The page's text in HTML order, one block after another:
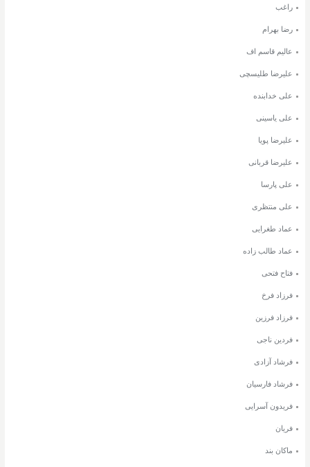
راغب
رضا بهرام
عالیم قاسم اف
علیرضا طلیسچی
علی خدابنده
علی یاسینی
علیرضا پویا
علیرضا قربانی
علی پارسا
علی منتظری
عماد طغرایی
عماد طالب زاده
فتاح فتحی
فرزاد فرخ
فرزاد فرزین
فردین ناجی
فرشاد آزادی
فرشاد فارسیان
فریدون آسرایی
فریان
ماکان بند